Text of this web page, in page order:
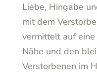
Liebe, Hingabe
mit dem
vermittelt auf
Nähe und den
Verstorbenen im